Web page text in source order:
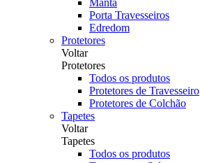
Manta
Porta Travesseiros
Edredom
Protetores
Voltar
Protetores
Todos os produtos
Protetores de Travesseiro
Protetores de Colchão
Tapetes
Voltar
Tapetes
Todos os produtos